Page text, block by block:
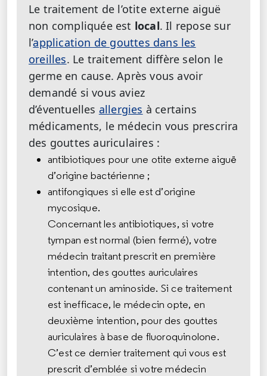
Le traitement de l’otite externe aiguë
non compliquée est local. Il repose sur
l’application de gouttes dans les
oreilles. Le traitement diffère selon le
germe en cause. Après vous avoir
demandé si vous aviez
d’éventuelles allergies à certains
médicaments, le médecin vous prescrira
des gouttes auriculaires :
antibiotiques pour une otite externe aiguë
d’origine bactérienne ;
antifongiques si elle est d’origine
mycosique.
Concernant les antibiotiques, si votre
tympan est normal (bien fermé), votre
médecin traitant prescrit en première
intention, des gouttes auriculaires
contenant un aminoside. Si ce traitement
est inefficace, le médecin opte, en
deuxième intention, pour des gouttes
auriculaires à base de fluoroquinolone.
C’est ce dernier traitement qui vous est
prescrit d’emblée si votre médecin